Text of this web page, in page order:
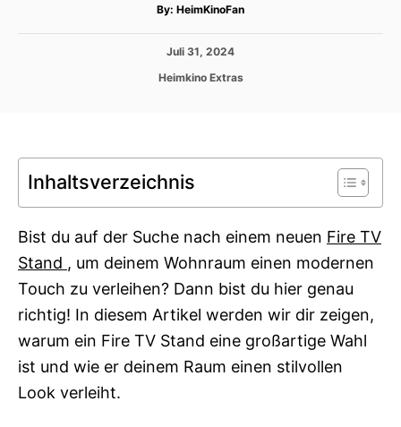
By: A
t
o
HeimKinoFan
P
s
Juli 31, 2024
C
o
r
s
Heimkino Extras
Inhaltsverzeichnis
Bist du auf der Suche nach einem neuen Fire TV
Stand , um deinem Wohnraum einen modernen
Touch zu verleihen? Dann bist du hier genau
richtig! In diesem Artikel werden wir dir zeigen,
warum ein Fire TV Stand eine großartige Wahl
ist und wie er deinem Raum einen stilvollen
Look verleiht.